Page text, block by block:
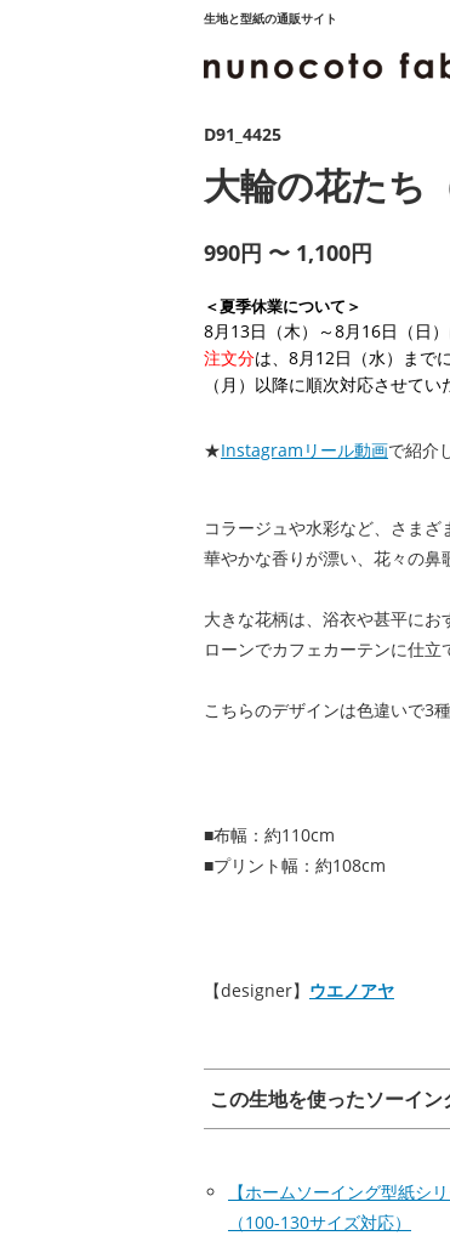
生地と型紙の通販サイト
D91_4425
大輪の花たち
990円 〜 1,100円
＜夏季休業について＞
8月13日（木）～8月16日（日
注文分は、8月12日（水）まで
（月）以降に順次対応させて
★Instagramリール動画で紹介
コラージュや水彩など、さま
華やかな香りが漂い、花々の鼻
大きな花柄は、浴衣や甚平にお
ローンでカフェカーテンに仕立
こちらのデザインは色違いで3種
■布幅：約110cm
■プリント幅：約108cm
【designer】 ウエノアヤ
この生地を使ったソーイン
【ホームソーイング型紙シ
（100-130サイズ対応）